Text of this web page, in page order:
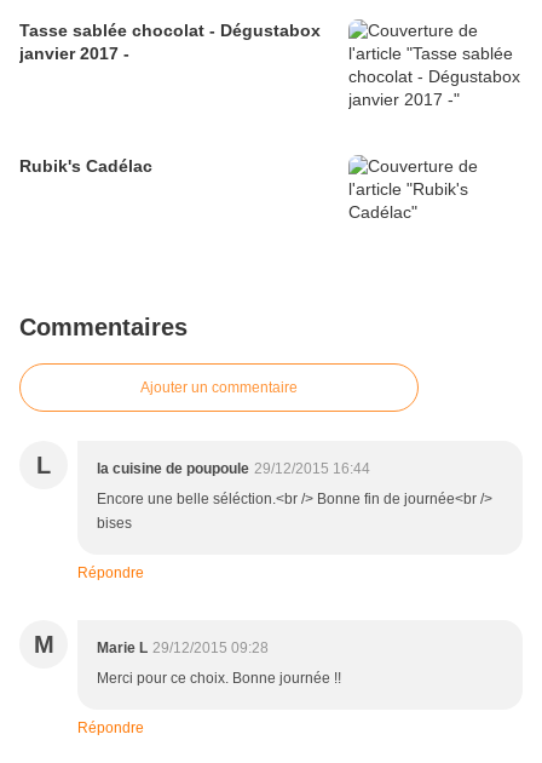
Tasse sablée chocolat - Dégustabox
janvier 2017 -
Rubik's Cadélac
Commentaires
Ajouter un commentaire
L la cuisine de poupoule 29/12/2015 16:44
Encore une belle séléction.<br /> Bonne fin de journée<br />
bises
Répondre
M Marie L 29/12/2015 09:28
Merci pour ce choix. Bonne journée !!
Répondre